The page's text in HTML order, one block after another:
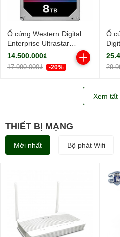
Ổ cứng Western Digital
Enterprise Ultrastar
HA340 8TB 7200RPM
256MB-
WUS721208BLE6L4
14.500.000₫
17.990.000₫ -20%
Ổ
Xem tất
THIẾT BỊ MẠNG
Mới nhất Bộ phát Wifi